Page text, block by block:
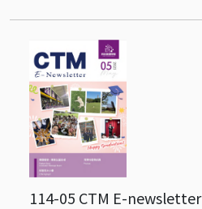
114-05 CTM E-newsletter